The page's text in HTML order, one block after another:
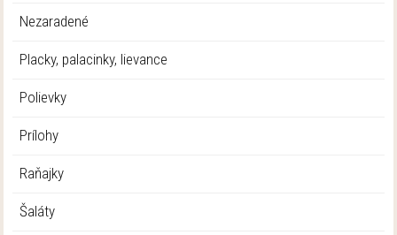
Nezaradené
Placky, palacinky, lievance
Polievky
Prílohy
Raňajky
Šaláty